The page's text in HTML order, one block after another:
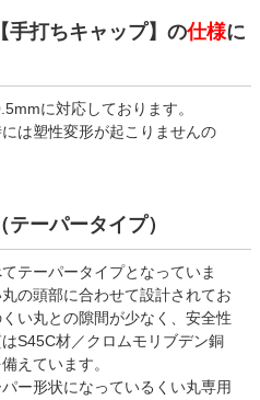
手打ちキャップ】の仕様に
に対応しております。
は塑性変形が起こりませんの
（テーパータイプ）
テーパータイプとなっていま
の頭部に合わせて設計されてお
い丸との隙間が少なく、安全性
S45C材／クロムモリブデン銅
えています。
ー形状になっているくい丸専用